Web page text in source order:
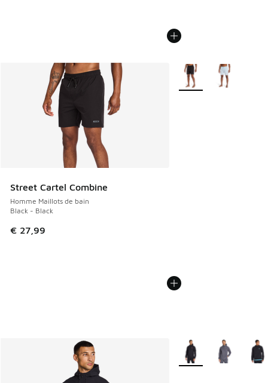
Street Cartel Combine
Homme Maillots de bain
Black - Black
€ 27,99
Plus de couleurs
Plus de couleurs